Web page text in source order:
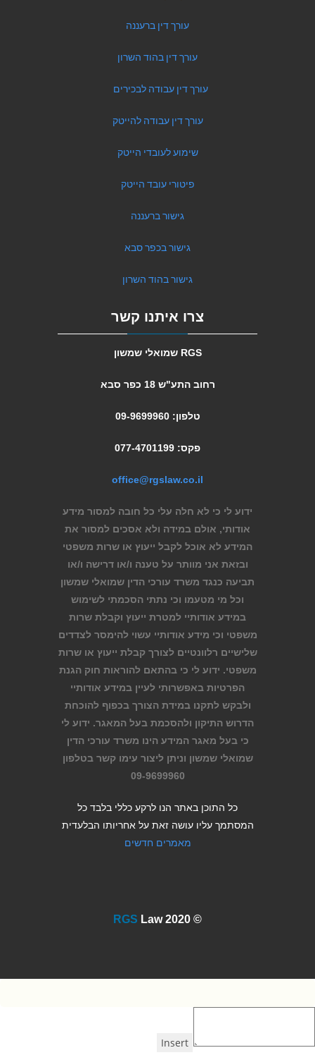
עורך דין ברעננה
עורך דין בהוד השרון
עורך דין עבודה לבכירים
עורך דין עבודה להייטק
שימוע לעובדי הייטק
פיטורי עובד הייטק
גישור ברעננה
גישור בכפר סבא
גישור בהוד השרון
צרו איתנו קשר
RGS שמואלי שמשון
רחוב התע"ש 18 כפר סבא
טלפון: 09-9699960
פקס: 077-4701199
office@rgslaw.co.il
ידוע לי כי לא חלה עלי כל חובה למסור מידע
אודותי, אולם במידה ולא אסכים למסור את
המידע לא אוכל לקבל ייעוץ או שרות משפטי
ובזאת אני מוותר על טענה ו/או דרישה ו/או
תביעה כנגד משרד עורכי הדין שמואלי שמשון
וכל מי מטעמו וכי נתתי הסכמתי לשימוש
במידע אודותיי למטרת ייעוץ וקבלת שרות
משפטי וכי מידע אודותיי עשוי להימסר לצדדים
שלישיים רלוונטיים לצורך קבלת ייעוץ או שרות
משפטי. ידוע לי כי בהתאם להוראות חוק הגנת
הפרטיות באפשרותי לעיין במידע אודותיי
ולבקש לתקנו במידת הצורך בכפוף להוכחת
הדרוש התיקון ולהסכמת בעל המאגר. ידוע לי
כי בעל מאגר המידע הינו משרד עורכי הדין
שמואלי שמשון וניתן ליצור עימו קשר בטלפון
09-9699960
כל התוכן באתר הנו לרקע כללי בלבד כל
המסתמך עליו עושה זאת על אחריותו הבלעדית
מאמרים חדשים
©
Law 2020
Insert